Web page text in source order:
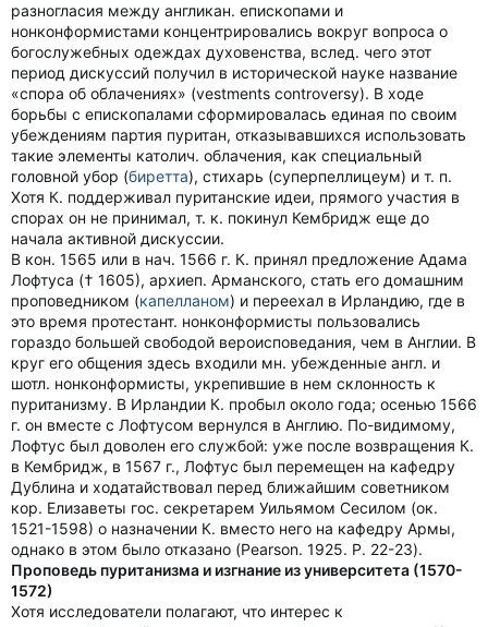
разногласия между англикан. епископами и
нонконформистами концентрировались вокруг вопроса о
богослужебных одеждах духовенства, вслед. чего этот
период дискуссий получил в исторической науке название
«спора об облачениях» (vestments controversy). В ходе
борьбы с епископалами сформировалась единая по своим
убеждениям партия пуритан, отказывавшихся использовать
такие элементы католич. облачения, как специальный
головной убор (биретта), стихарь (суперпеллицеум) и т. п.
Хотя К. поддерживал пуританские идеи, прямого участия в
спорах он не принимал, т. к. покинул Кембридж еще до
начала активной дискуссии.
В кон. 1565 или в нач. 1566 г. К. принял предложение Адама
Лофтуса († 1605), архиеп. Арманского, стать его домашним
проповедником (капелланом) и переехал в Ирландию, где в
это время протестант. нонконформисты пользовались
гораздо большей свободой вероисповедания, чем в Англии. В
круг его общения здесь входили мн. убежденные англ. и
шотл. нонконформисты, укрепившие в нем склонность к
пуританизму. В Ирландии К. пробыл около года; осенью 1566
г. он вместе с Лофтусом вернулся в Англию. По-видимому,
Лофтус был доволен его службой: уже после возвращения К.
в Кембридж, в 1567 г., Лофтус был перемещен на кафедру
Дублина и ходатайствовал перед ближайшим советником
кор. Елизаветы гос. секретарем Уильямом Сесилом (ок.
1521-1598) о назначении К. вместо него на кафедру Армы,
однако в этом было отказано (Pearson. 1925. P. 22-23).
Проповедь пуританизма и изгнание из университета (1570-
1572)
Хотя исследователи полагают, что интерес к